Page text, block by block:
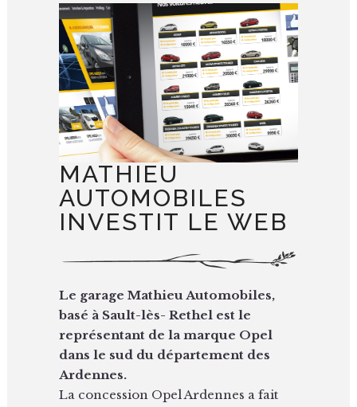
MATHIEU
AUTOMOBILES
INVESTIT LE WEB
Le garage Mathieu Automobiles,
basé à Sault-lès- Rethel est le
représentant de la marque Opel
dans le sud du département des
Ardennes.
La concession Opel Ardennes a fait